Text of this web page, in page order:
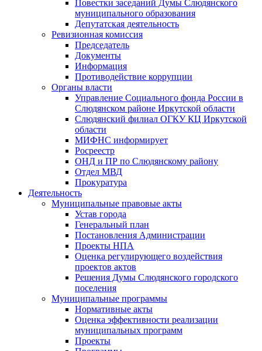
Повестки заседаний Думы Слюдянского
муниципального образования
Депутатская деятельность
Ревизионная комиссия
Председатель
Документы
Информация
Противодействие коррупции
Органы власти
Управление Социального фонда России в
Слюдянском районе Иркутской области
Слюдянский филиал ОГКУ КЦ Иркутской
области
МИФНС информирует
Росреестр
ОНД и ПР по Слюдянскому району
Отдел МВД
Прокуратура
Деятельность
Муниципальные правовые акты
Устав города
Генеральный план
Постановления Администрации
Проекты НПА
Оценка регулирующего воздействия
проектов актов
Решения Думы Слюдянского городского
поселения
Муниципальные программы
Нормативные акты
Оценка эффективности реализации
муниципальных программ
Проекты